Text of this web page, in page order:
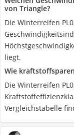
von Triangle?
Die Winterreifen
liegt.
Wie
Die Winterreifen
Vergleichstabelle